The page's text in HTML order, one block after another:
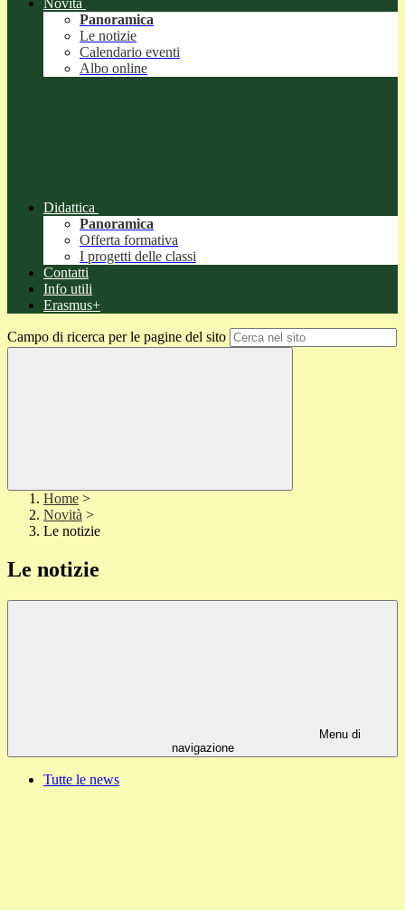
Novità
Panoramica
Le notizie
Calendario eventi
Albo online
Didattica
Panoramica
Offerta formativa
I progetti delle classi
Contatti
Info utili
Erasmus+
Campo di ricerca per le pagine del sito
Home >
Novità >
Le notizie
Le notizie
Menu di
navigazione
Tutte le news